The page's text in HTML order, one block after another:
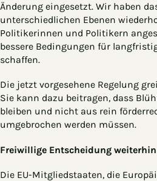
Änderung eingesetzt. Wir haben
unterschiedlichen Ebenen
Politikerinnen und Politikern
bessere Bedingungen für
schaffen.
Die jetzt vorgesehene Regelung
Sie kann dazu beitragen, dass
bleiben und nicht aus rein
umgebrochen werden müssen.
Freiwillige Entscheidung
Die EU-Mitgliedstaaten, die